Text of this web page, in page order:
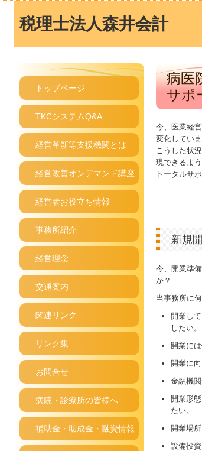
税理士法人森井会計
トップページ
TKCシステムQ&A
経営革新等支援機関とは
経営改善オンデマンド講座
経営者お役立ち情報
事務所紹介
経営理念
交通案内
関連リンク
リンク集
お問合せ
病院・診療所の皆様へ
補助金・助成金・融資情報
病医
サポ
今、医業経
変化していま
こうした状
現できるよ
トータルサ
新規
今、開業準
か？
当事務所に
開業し
したい。
開業に
開業に
金融機
開業形
たい。
開業場
設備投